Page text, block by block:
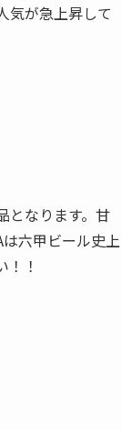
気が急上昇して
となります。甘
六甲ビール史上
！